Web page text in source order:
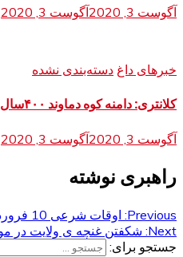
آگوست 3, 2020 آگوست 3, 2020
خبرهای داغ دسته‌بندی نشده
کلانتری: دامنه کوه دماوند ۴۰۰سال پیش وقف شده!
آگوست 3, 2020 آگوست 3, 2020
راهبری نوشته
Previous: اوقات شرعی 10 فروردین ماه به افق شیراز
Next: شکفتن غنچه ی ولایت در
جستجو برای: